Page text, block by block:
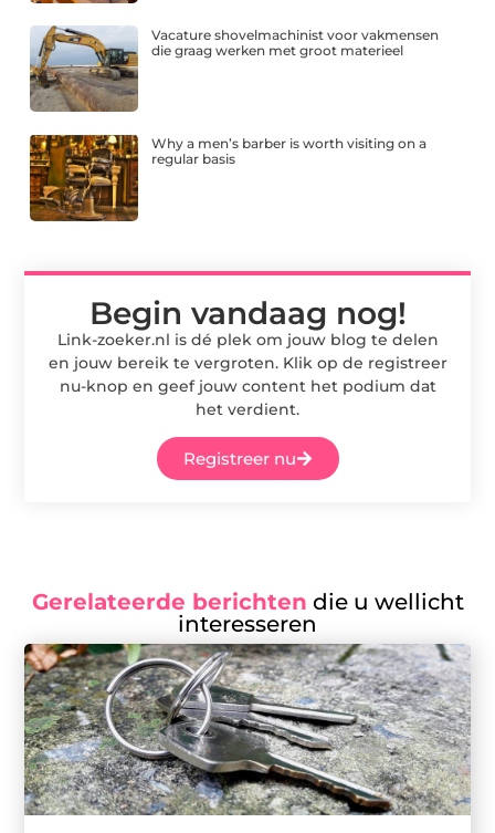
Vacature shovelmachinist voor vakmensen
die graag werken met groot materieel
Why a men’s barber is worth visiting on a
regular basis
Begin vandaag nog!
Link-zoeker.nl is dé plek om jouw blog te delen
en jouw bereik te vergroten. Klik op de registreer
nu-knop en geef jouw content het podium dat
het verdient.
Registreer nu
Gerelateerde berichten die u wellicht
interesseren